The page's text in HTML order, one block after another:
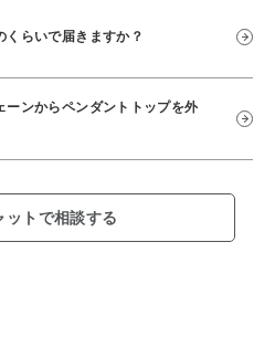
くらいで届きますか？
ーンからペンダントトップを外
ットで相談する